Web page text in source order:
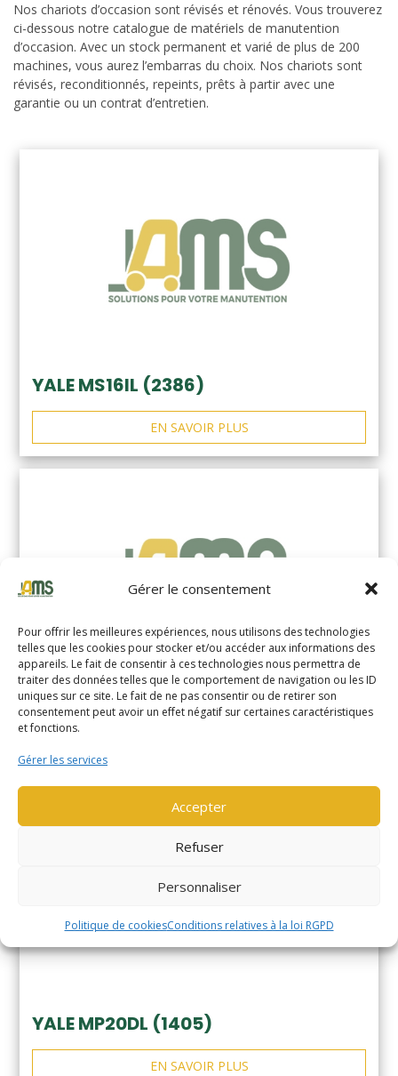
Gérer le consentement
Pour offrir les meilleures expériences, nous utilisons des technologies
telles que les cookies pour stocker et/ou accéder aux informations des
appareils. Le fait de consentir à ces technologies nous permettra de
traiter des données telles que le comportement de navigation ou les ID
uniques sur ce site. Le fait de ne pas consentir ou de retirer son
consentement peut avoir un effet négatif sur certaines caractéristiques
et fonctions.
Gérer les services
Accepter
Refuser
Personnaliser
Politique de cookiesConditions relatives à la loi RGPD
Nos chariots d’occasion sont révisés et rénovés. Vous trouverez
ci-dessous notre catalogue de matériels de manutention
d’occasion. Avec un stock permanent et varié de plus de 200
machines, vous aurez l’embarras du choix. Nos chariots sont
révisés, reconditionnés, repeints, prêts à partir avec une
garantie ou un contrat d’entretien.
YALE MS16IL (2386)
EN SAVOIR PLUS
YALE MS14XIL (2510)
YALE MP20DL (1405)
EN SAVOIR PLUS